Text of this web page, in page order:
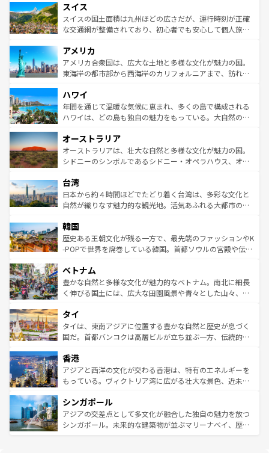
れる地方に足を運ぶとそれぞれで全く異なる文化を体験で
きるだろう。 なお、新着のフランス情報はコンテンツ一覧
を参照してほしい。
は、お酒好きな人にはぜひ体験してほしい。 なお、新着の
ドイツ情報はコンテンツ一覧を参照してほしい。
リアごとに異なる魅力がある。また、優雅なアフタヌーン
ティー、ビール好きにはたまらない英国パブ、サッカー観
戦など、本場だからこそできる体験も豊富。イギリスを旅
ンツ一覧を参照してほしい。
スイス
スイスの国土面積は九州ほどの広さだが、運行時刻が正確
な交通網が整備されており、初心者でも安心して個人旅行
の建物がそのまま残る町や、スイスならではのユニークな
博物館もあり、アルプス観光だけでなく町歩きも満喫する
ことができる。国民の所得が高いため物価も高いが、旅行
ば市内交通費無料で観光を楽しむこともできる。 なお、新
着のスイス情報はコンテンツ一覧 を参照してほしい。
アメリカ
アメリカ合衆国は、広大な土地と多様な文化が魅力の国。
東海岸の都市部から西海岸のカリフォルニアまで、訪れる
のような巨大都市は、観光、ショッピング、エンターテイ
ンメントが詰まった刺激的なスポットだ。一方、アメリカ
西部には大自然が広がり、グランドキャニオンやイエロー
部のニューオーリンズでは、音楽と美食が融合した独特の
文化が魅力。旅行者はアメリカの各地域で異なる魅力を楽
しみながら、その多様性と豊かな歴史を感じることができ
ならではの贅沢な旅のスタイルだ。 なお、新着のアメリカ
情報はコンテンツ一覧を参照してほしい。
ハワイ
年間を通じて温暖な気候に恵まれ、多くの島で構成される
ハワイは、どの島も独自の魅力をもっている。大自然の神
ワイ島は見逃せない。また、定番の観光地といえばオアフ
島だが、静かな自然を求めるならマウイ島やカウアイ島が
おすすめ。エメラルドグリーンに輝く海をはじめ、豊かな
れるおもてなしの心で訪れる人々を迎えてくれるハワイの
人々、おいしいローカルフードやハワイアンミュージッ
ク、伝統的なフラダンスなど、すべてがハワイの魅力を彩
ワイを、存分に味わってほしい。 なお、新着のハワイ情報
はコンテンツ一覧を参照してほしい。
オーストラリア
オーストラリアは、壮大な自然と多様な文化が魅力の国。
シドニーのシンボルであるシドニー・オペラハウス、オー
リアリーフや大陸中央部にそびえるウルル（エアーズロッ
ク）、タスマニアの美しい原生林やケアンズの熱帯雨林な
ど、見どころがたくさん。また、カフェやワイン、オージ
いる。アクティビティも充実しており、サーフィンやダイ
ビング、ハイキングなど、アウトドア好きにはたまらな
い。オーストラリアの多彩な魅力を存分に味わいつくそ
参照してほしい。
台湾
日本から約４時間ほどでたどり着く台湾は、多彩な文化と
自然が織りなす魅力的な観光地。活気あふれる大都市の台
ン）、静ひつな山岳地帯である台湾東部など、都市の喧騒
と山間の静けさが共存しており、訪れる人に新しい発見と
驚きをもたらしてくれる。また、奥深い台湾の食文化も魅
容にもいいと評判のスイーツなど、バラエティ豊かな料理
が味わえる。 なお、新着の台湾情報は コンテンツ一覧を参
照してほしい。
韓国
歴史ある王朝文化が残る一方で、最先端のファッションやK
-POPで世界を席巻している韓国。首都ソウルの宮殿や伝統
き、地方に足を延ばせば四季折々の自然美を楽しむことが
できる。そして、キムチや焼肉、絶品のストリートフード
まで、さまざまな韓国料理が待っている。夜には、韓国な
リティに包まれながら、韓国の多彩な魅力を心ゆくまで味
わってみてほしい。 なお、新着の韓国情報はコンテンツ一
覧を参照してほしい。
ベトナム
豊かな自然と多様な文化が魅力的なベトナム。南北に細長
く伸びる国土には、広大な田園風景や青々とした山々、世
急速な発展と共に伝統が息づく。ハノイの古い町並みやホ
ーチミン市のフランス統治時代の建物も、独特の雰囲気を
醸し出している。また、バラエティの豊かさとおいしさで
とつ。フォーやバインミー、ベトナムコーヒーなどは、ぜ
ひ現地で味わいたい。どの地域を訪れてもあたたかい人々
が旅行者を迎えてくれるので、きっと忘れられない旅にな
参照してほしい。
タイ
タイは、東南アジアに位置する豊かな自然と歴史が息づく
国だ。首都バンコクは高層ビルが立ち並ぶ一方、伝統的な
の活気が交差している。北部ではチェンマイなどの山岳地
帯で自然と触れ合い、南部ではプーケットやクラビの美し
いビーチでリゾート気分を楽しむことができる。タイ料理
激する。気候は一年中温暖で、どの季節にも異なる楽しみ
が待っている。親しみやすいタイの人々、仏教を中心とし
た文化、そして多様な観光資源が、訪れる旅人を魅了し続
香港
アジアと西洋の文化が交わる香港は、特有のエネルギーを
もっている。ヴィクトリア湾に広がる壮大な景色、近未来
み、どこを訪れても感動するはず。観光スポットが密集し
ており、効率よく見どころを回れるのも魅力。息をのむよ
うな絶景から文化的な体験まで、香港を存分に楽しみ尽く
シンガポール
アジアの交差点として多文化が融合した独自の魅力を放つ
シンガポール。未来的な建築物が並ぶマリーナベイ、歴史